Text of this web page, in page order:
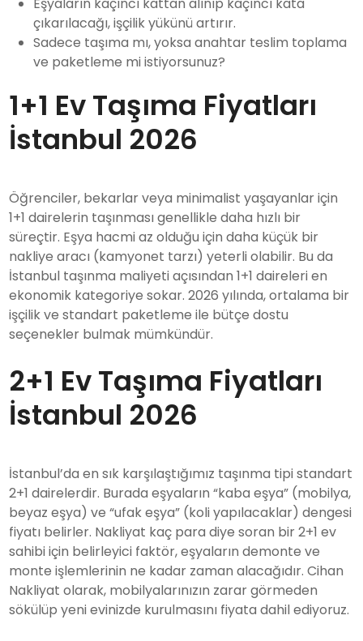
Eşyaların kaçıncı kattan alınıp kaçıncı kata
çıkarılacağı, işçilik yükünü artırır.
Sadece taşıma mı, yoksa anahtar teslim toplama
ve paketleme mi istiyorsunuz?
1+1 Ev Taşıma Fiyatları
İstanbul 2026
Öğrenciler, bekarlar veya minimalist yaşayanlar için
1+1 dairelerin taşınması genellikle daha hızlı bir
süreçtir. Eşya hacmi az olduğu için daha küçük bir
nakliye aracı (kamyonet tarzı) yeterli olabilir. Bu da
İstanbul taşınma maliyeti açısından 1+1 daireleri en
ekonomik kategoriye sokar. 2026 yılında, ortalama bir
işçilik ve standart paketleme ile bütçe dostu
seçenekler bulmak mümkündür.
2+1 Ev Taşıma Fiyatları
İstanbul 2026
İstanbul’da en sık karşılaştığımız taşınma tipi standart
2+1 dairelerdir. Burada eşyaların “kaba eşya” (mobilya,
beyaz eşya) ve “ufak eşya” (koli yapılacaklar) dengesi
fiyatı belirler. Nakliyat kaç para diye soran bir 2+1 ev
sahibi için belirleyici faktör, eşyaların demonte ve
monte işlemlerinin ne kadar zaman alacağıdır. Cihan
Nakliyat olarak, mobilyalarınızın zarar görmeden
sökülüp yeni evinizde kurulmasını fiyata dahil ediyoruz.